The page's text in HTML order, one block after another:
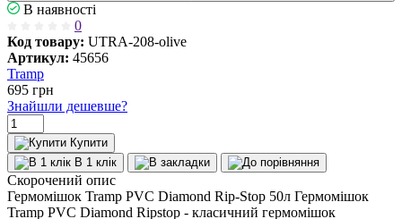
В наявності
0
Код товару: UTRA-208-olive
Артикул: 45656
Tramp
695 грн
Знайшли дешевше?
Купити
В 1 клік
Скорочений опис
Гермомішок Tramp PVC Diamond Rip-Stop 50л Гермомішок
Tramp PVC Diamond Ripstop - класичний гермомішок